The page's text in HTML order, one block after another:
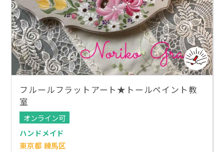
フルールフラットアート★トールペイント教
室
オンライン可
ハンドメイド
東京都 練馬区